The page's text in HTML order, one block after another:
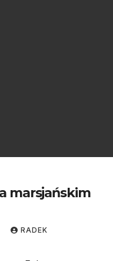
marsjańskim
RADEK